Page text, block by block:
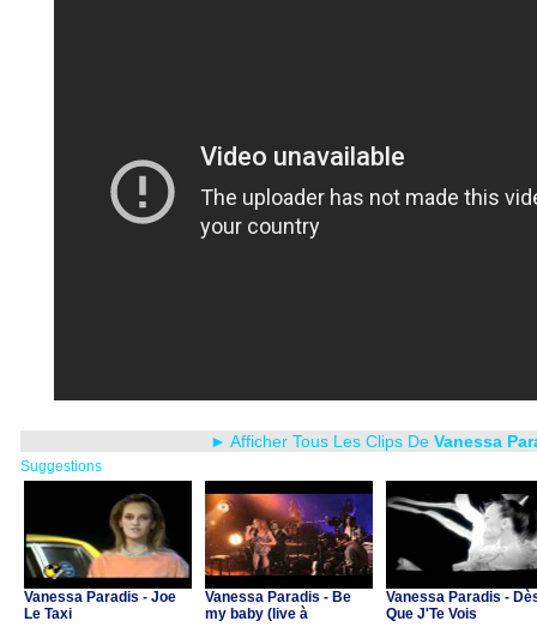
► Afficher Tous Les Clips De Vanessa
Suggestions
Vanessa Paradis - Joe
Le Taxi
Vanessa Paradis - Be
my baby (live à
Vanessa Paradis -
Que J'Te Vois